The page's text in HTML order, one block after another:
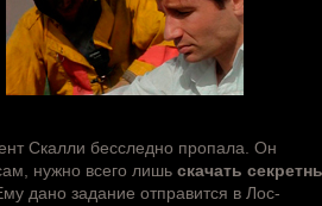
Скалли бесследно пропала. Он
нужно всего лишь скачать
дано задание отправится в Лос-